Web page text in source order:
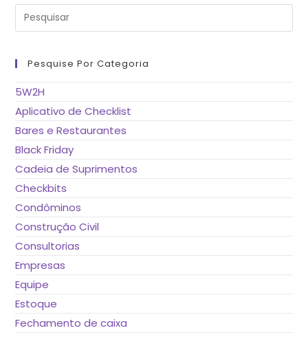
Pesquise Por Categoria
5W2H
Aplicativo de Checklist
Bares e Restaurantes
Black Friday
Cadeia de Suprimentos
Checkbits
Condôminos
Construção Civil
Consultorias
Empresas
Equipe
Estoque
Fechamento de caixa